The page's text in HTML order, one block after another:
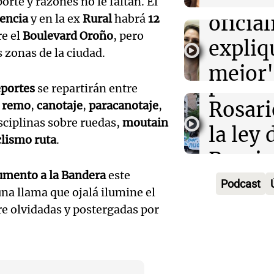
y en la exRuralhabrá12
elBoulevard Oroño, pero
de la ciudad.
se repartirán entre
remo, canotaje, paracanotaje,
sobre ruedas, moutain
ruta.
a la Banderaeste
llama que ojalá ilumine el
olvidadas y postergadas por
Panorama
Episodios
Amamos
Episodios
la ley
Episodios
Audio.
en el
la ley
Audio.
en
Audio.
Juez
Podcast